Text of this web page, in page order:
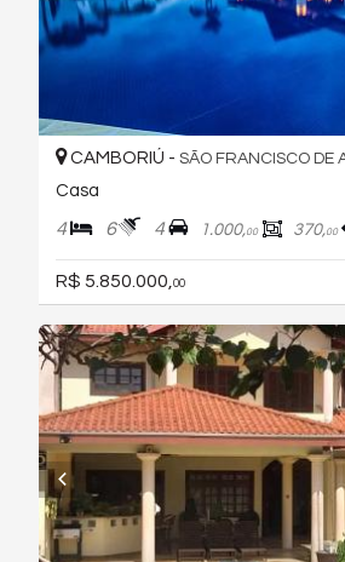
CAMBORIÚ - SÃO FRANCISCO DE
Casa
4 6 4 1.000,00 370,00
R$ 5.850.000, 00